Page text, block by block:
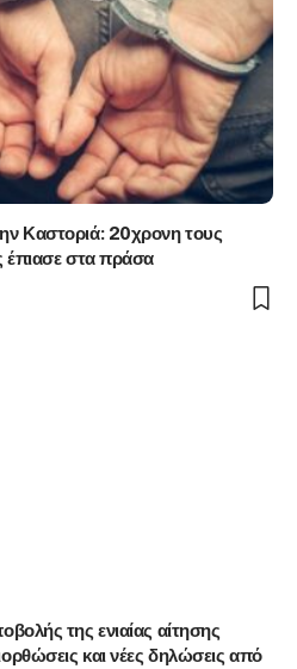
Καστοριά: 20χρονη τους
έπιασε στα πράσα
της ενιαίας αίτησης
και νέες δηλώσεις από